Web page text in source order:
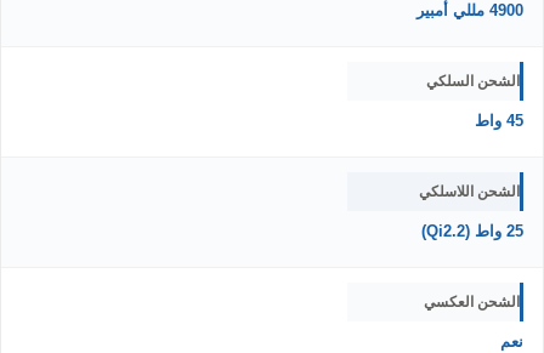
4900 مللي أمبير
الشحن السلكي
45 واط
الشحن اللاسلكي
25 واط (Qi2.2)
الشحن العكسي
نعم